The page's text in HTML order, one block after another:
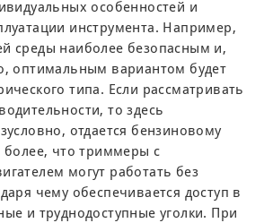
особенностей и
инструмента. Например,
среды наиболее безопасным и,
оптимальным вариантом будет
типа. Если рассматривать
то здесь
отдается бензиновому
более, что триммеры с
могут работать без
чему обеспечивается доступ в
и труднодоступные уголки. При